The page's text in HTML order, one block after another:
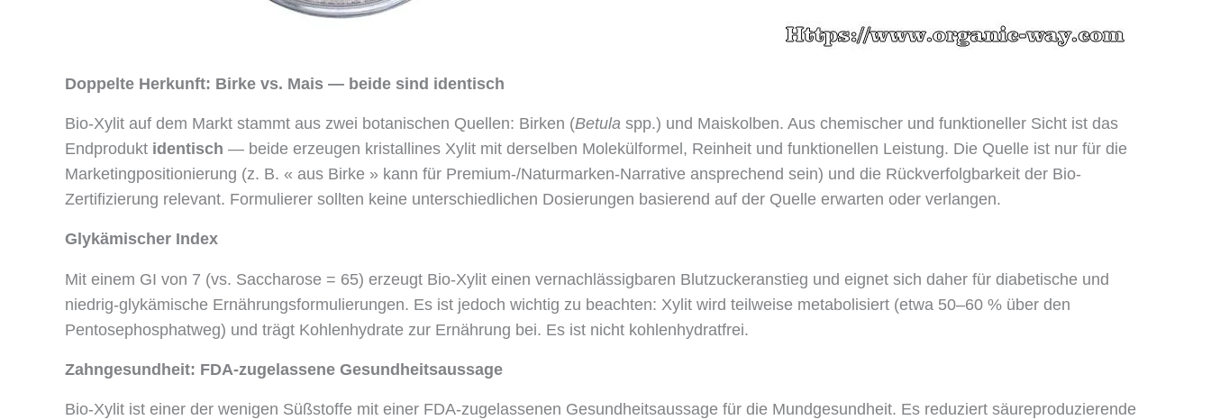
Doppelte Herkunft: Birke vs. Mais — beide sind identisch
Bio-Xylit auf dem Markt stammt aus zwei botanischen Quellen: Birken (Betula spp.) und Maiskolben. Aus chemischer und funktioneller Sicht ist das
Endprodukt identisch — beide erzeugen kristallines Xylit mit derselben Molekülformel, Reinheit und funktionellen Leistung. Die Quelle ist nur für die
Marketingpositionierung (z. B. « aus Birke » kann für Premium-/Naturmarken-Narrative ansprechend sein) und die Rückverfolgbarkeit der Bio-
Zertifizierung relevant. Formulierer sollten keine unterschiedlichen Dosierungen basierend auf der Quelle erwarten oder verlangen.
Glykämischer Index
Mit einem GI von 7 (vs. Saccharose = 65) erzeugt Bio-Xylit einen vernachlässigbaren Blutzuckeranstieg und eignet sich daher für diabetische und
niedrig-glykämische Ernährungsformulierungen. Es ist jedoch wichtig zu beachten: Xylit wird teilweise metabolisiert (etwa 50–60 % über den
Pentosephosphatweg) und trägt Kohlenhydrate zur Ernährung bei. Es ist nicht kohlenhydratfrei.
Zahngesundheit: FDA-zugelassene Gesundheitsaussage
Bio-Xylit ist einer der wenigen Süßstoffe mit einer FDA-zugelassenen Gesundheitsaussage für die Mundgesundheit. Es reduziert säureproduzierende